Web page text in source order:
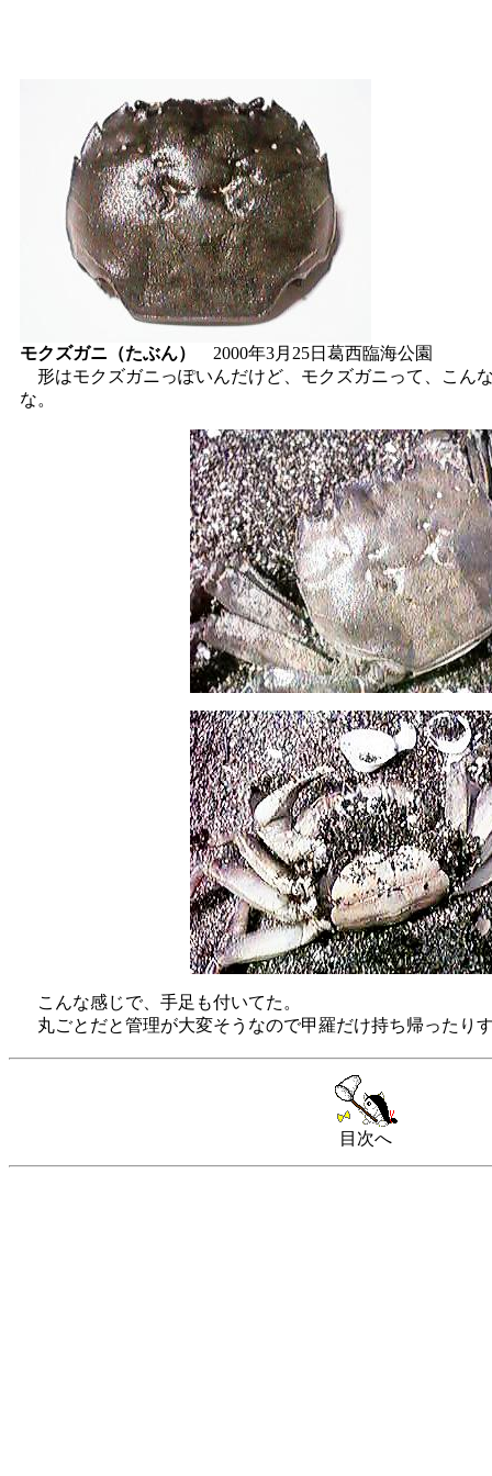
モクズガニ（たぶん）
2000年3月25日葛西臨海公園
形はモクズガニっぽいんだけど、モクズガニって、こん
な。
こんな感じで、手足も付いてた。
丸ごとだと管理が大変そうなので甲羅だけ持ち帰ったり
目次へ